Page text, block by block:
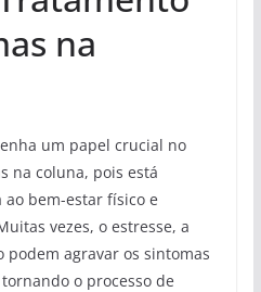
na
um papel crucial no
na coluna, pois está
bem-estar físico e
vezes, o estresse, a
podem agravar os sintomas
o processo de